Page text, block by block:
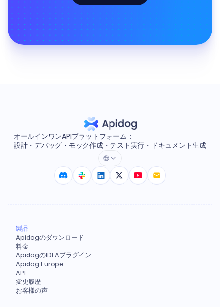
オールインワンAPIプラットフォーム：
設計・デバッグ・モック作成・テスト実行・ドキュメント生成
製品
Apidogのダウンロード
料金
ApidogのIDEAプラグイン
Apidog Europe
API
変更履歴
お客様の声